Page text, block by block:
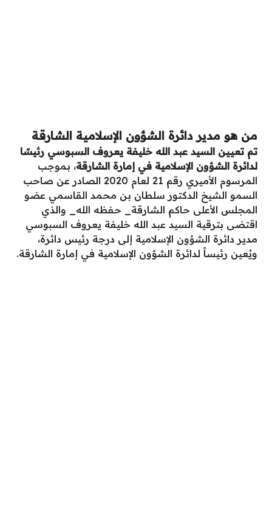
من هو مدير دائرة الشؤون الإسلامية الشارقة
تم تعيين السيد عبد الله خليفة يعروف السبوسي رئيسًا
لدائرة الشؤون الإسلامية في إمارة الشارقة، بموجب
المرسوم الأميري رقم 21 لعام 2020 الصادر عن صاحب
السمو الشيخ الدكتور سلطان بن محمد القاسمي عضو
المجلس الأعلى حاكم الشارقة_ حفظه الله_ والذي
اقتضى بترقية السيد عبد الله خليفة يعروف السبوسي
مدير دائرة الشؤون الإسلامية إلى درجة رئيس دائرة،
ويُعين رئيساً لدائرة الشؤون الإسلامية في إمارة الشارقة.